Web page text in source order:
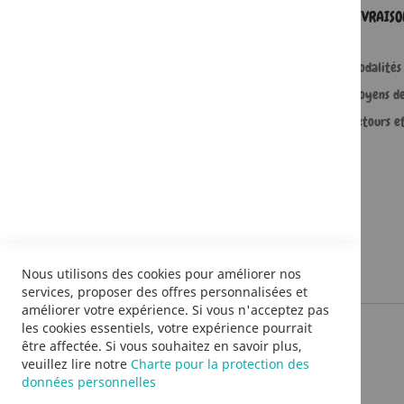
Moyens
Retours
Nous utilisons des cookies pour améliorer nos
services, proposer des offres personnalisées et
améliorer votre expérience. Si vous n'acceptez pas
les cookies essentiels, votre expérience pourrait
être affectée. Si vous souhaitez en savoir plus,
veuillez lire notre Charte pour la protection des
données personnelles